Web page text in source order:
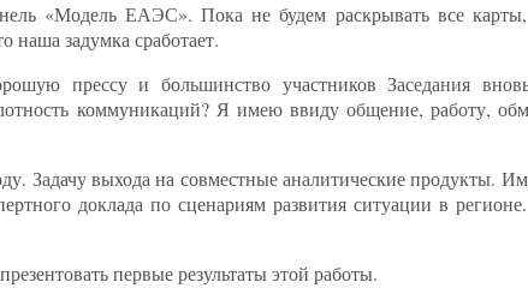
«Модель ЕАЭС». Пока не будем раскрывать все
наша задумка сработает.
прессу и большинство участников Заседания вновь
коммуникаций? Я имею ввиду общение, работу,
Задачу выхода на совместные аналитические продукты.
доклада по сценариям развития ситуации в
первые результаты этой работы.